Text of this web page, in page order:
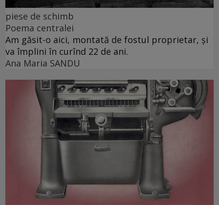
piese de schimb
Poema centralei
Am găsit-o aici, montată de fostul proprietar, și
va împlini în curînd 22 de ani.
Ana Maria SANDU